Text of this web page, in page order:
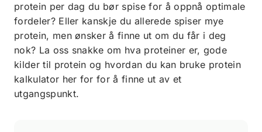
protein per dag du bør spise for å oppnå optimale
fordeler? Eller kanskje du allerede spiser mye
protein, men ønsker å finne ut om du får i deg
nok? La oss snakke om hva proteiner er, gode
kilder til protein og hvordan du kan bruke protein
kalkulator her for for å finne ut av et
utgangspunkt.